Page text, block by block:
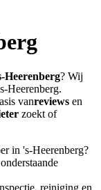
Heerenberg? Wij
Heerenberg.
vanreviews en
zoekt of
in 's-Heerenberg?
reiniging en